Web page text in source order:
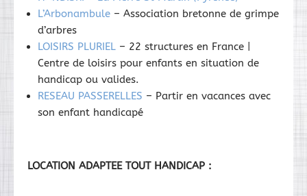
L’Arbonambule – Association bretonne de grimpe
d’arbres
LOISIRS PLURIEL – 22 structures en France |
Centre de loisirs pour enfants en situation de
handicap ou valides.
RESEAU PASSERELLES – Partir en vacances avec
son enfant handicapé
LOCATION ADAPTEE TOUT HANDICAP :